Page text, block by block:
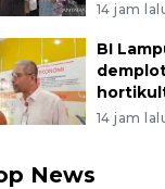
14 jam
BI
14 jam
News